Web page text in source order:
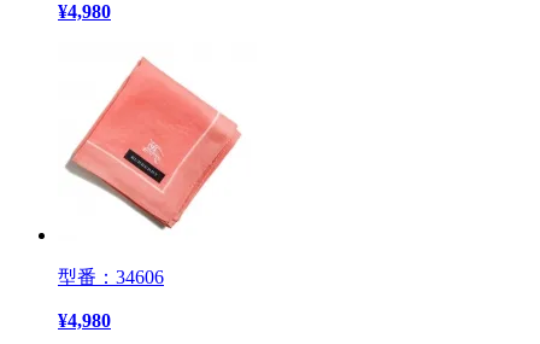
¥4,980
型番：34606
¥4,980